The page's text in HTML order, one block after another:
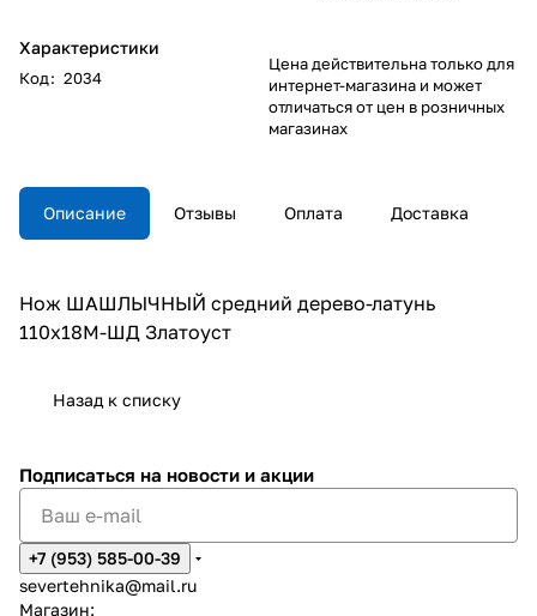
Характеристики
Код: 2034
Цена действительна только для
интернет-магазина и может
отличаться от цен в розничных
магазинах
Описание Отзывы Оплата Доставка
Нож ШАШЛЫЧНЫЙ средний дерево-латунь
110х18М-ШД Златоуст
Назад к списку
Подписаться на новости и акции
+7 (953) 585-00-39
severtehnika@mail.ru
Магазин: